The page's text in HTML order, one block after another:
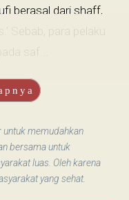
berasal dari shaff,
Sebab, para pelaku
saf...
untuk memudahkan
bersama untuk
luas. Oleh karena
yang sehat.